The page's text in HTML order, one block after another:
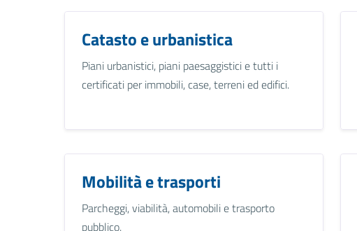
Catasto e urbanistica
Piani urbanistici, piani paesaggistici e tutti i
certificati per immobili, case, terreni ed edifici.
Mobilità e trasporti
Parcheggi, viabilità, automobili e trasporto
pubblico.